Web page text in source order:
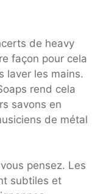
de heavy
façon pour cela
laver les mains.
rend cela
savons en
de métal
pensez. Les
subtiles et